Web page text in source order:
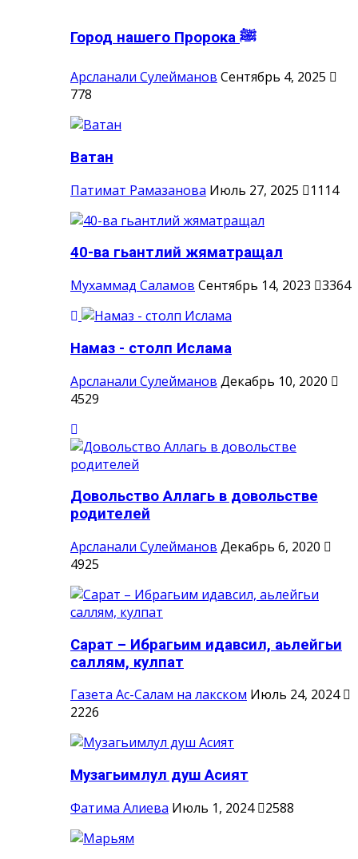
Город нашего Пророка ‎ﷺ
Арсланали Сулейманов Сентябрь 4, 2025
778
Ватан
Патимат Рамазанова Июль 27, 2025 1114
40-ва гьантлий жяматращал
Мухаммад Саламов Сентябрь 14, 2023 3364
Намаз - столп Ислама
Арсланали Сулейманов Декабрь 10, 2020
4529
Довольство Аллагь в довольстве
родителей
Арсланали Сулейманов Декабрь 6, 2020
4925
Сарат – Ибрагьим идавсил, аьлейгьи
саллям, кулпат
Газета Ас-Салам на лакском Июль 24, 2024
2226
Музагьимлул душ Асият
Фатима Алиева Июль 1, 2024 2588